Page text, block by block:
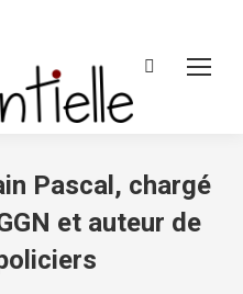
Recherche
Pascal, chargé
et auteur de